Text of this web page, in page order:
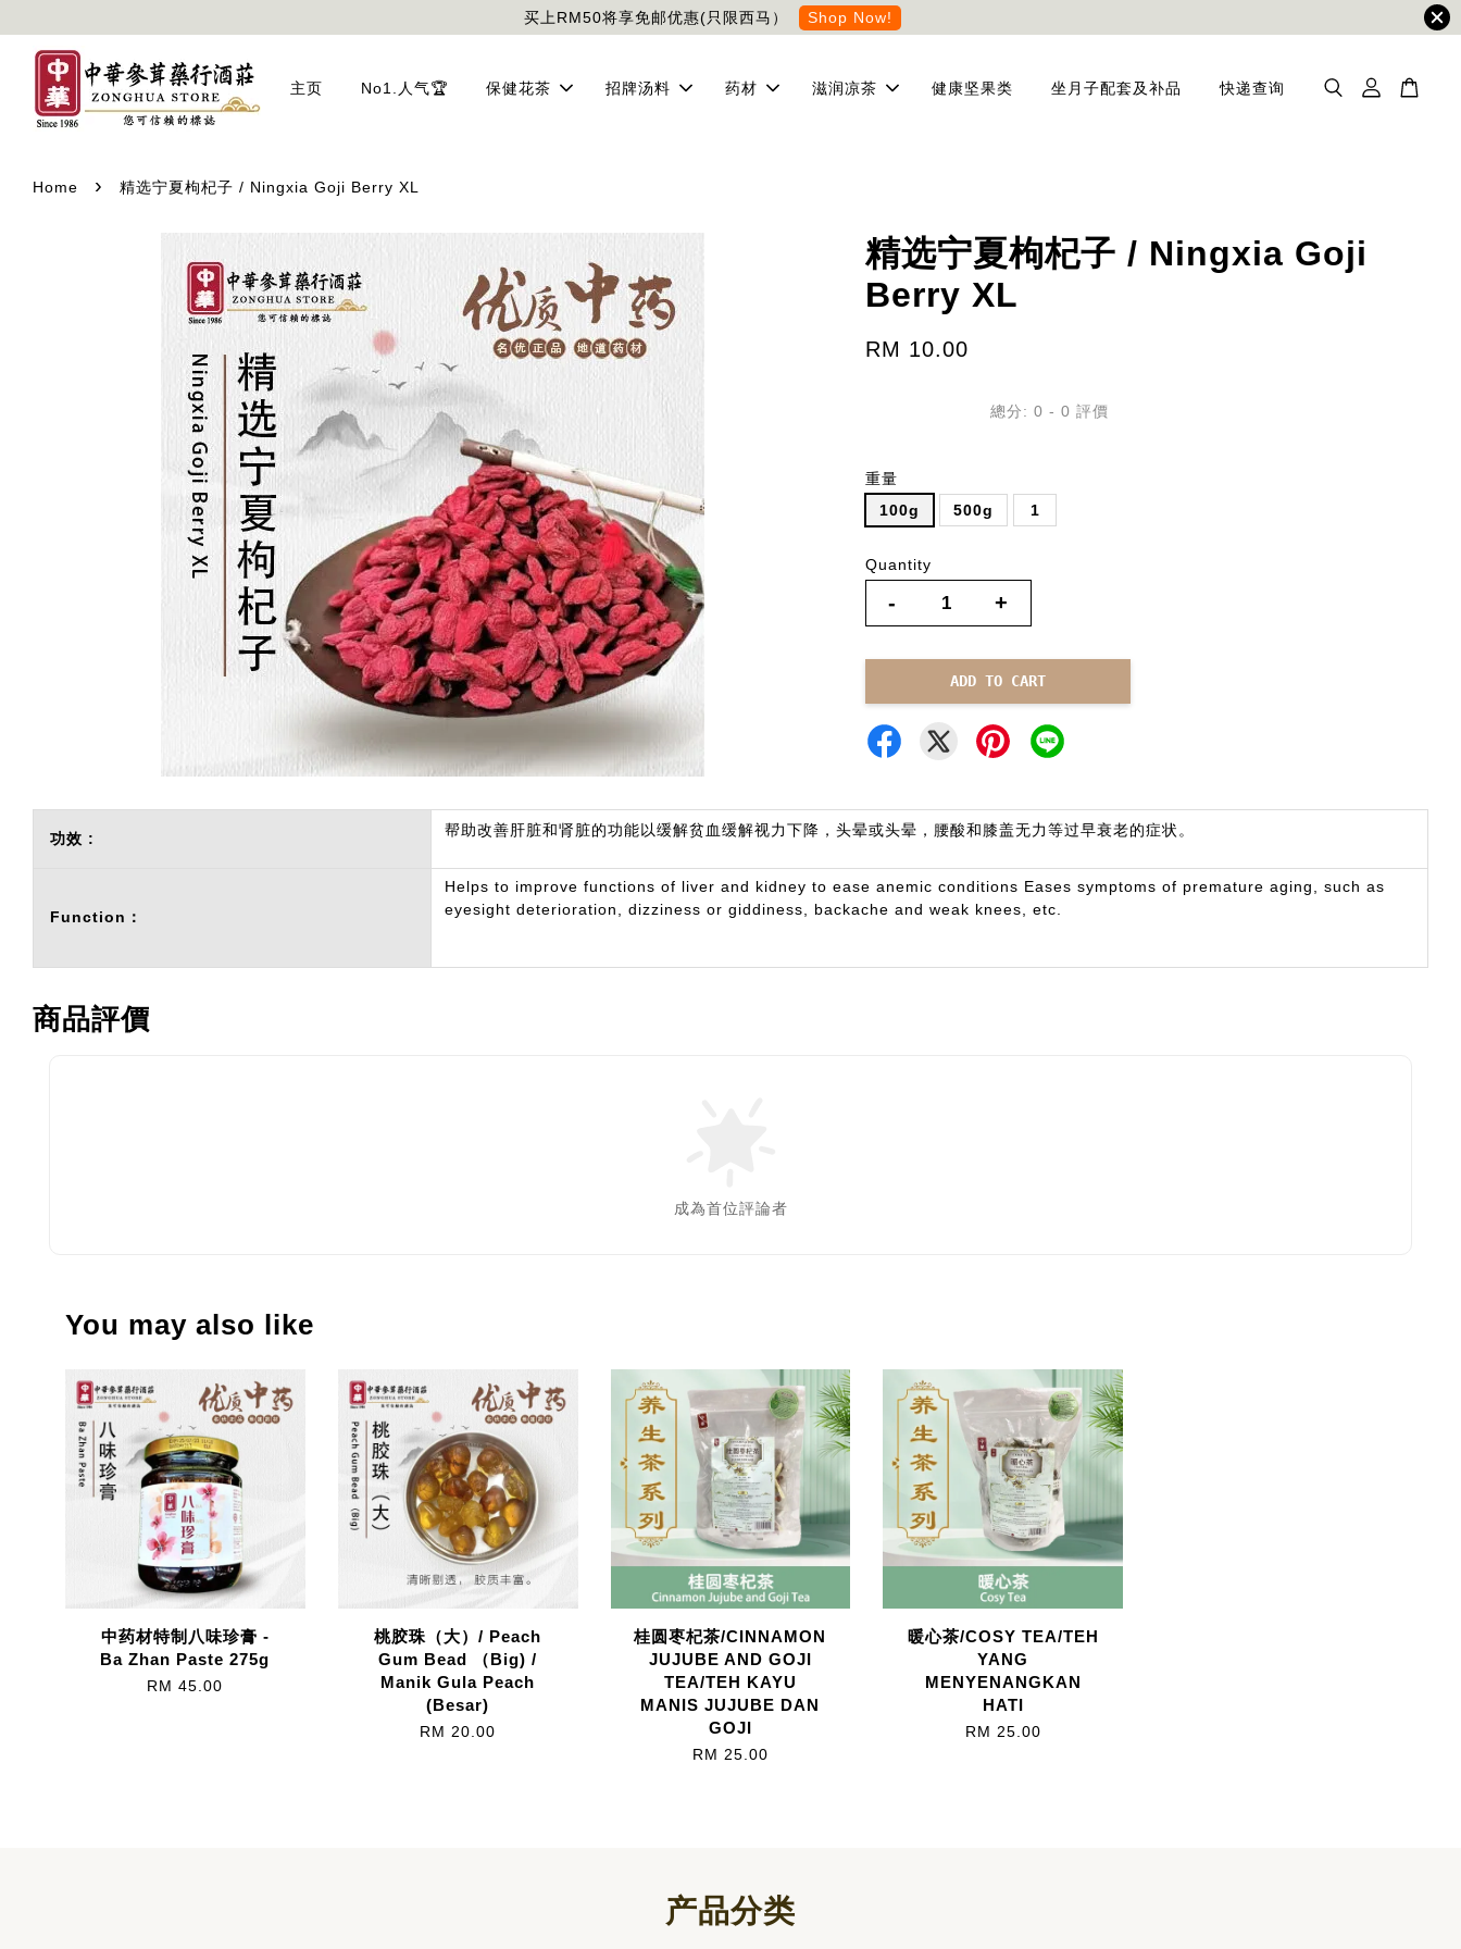
买上RM50将享免邮优惠(只限西马） Shop Now!
主页 No1.人气🏆 保健花茶 招牌汤料 药材 滋润凉茶 健康坚果类 坐月子配套及补品 快递查询
Home › 精选宁夏枸杞子 / Ningxia Goji Berry XL
精选宁夏枸杞子 / Ningxia Goji
Berry XL
RM 10.00
總分:0 -0 評價
重量
100g
500g 1
Quantity
- +
ADD TO CART
功效 : 帮助改善肝脏和肾脏的功能以缓解贫血缓解视力下降，头晕或头晕，腰酸和膝盖无力等过早衰老的症状。
Function：
Helps to improve functions of liver and kidney to ease anemic conditions Eases symptoms of premature aging, such as
eyesight deterioration, dizziness or giddiness, backache and weak knees, etc.
商品評價
成為首位評論者
You may also like
中药材特制八味珍膏 -
Ba Zhan Paste 275g
RM 45.00
桃胶珠（大）/ Peach
Gum Bead （Big) /
Manik Gula Peach
(Besar)
RM 20.00
桂圆枣杞茶/CINNAMON
JUJUBE AND GOJI
TEA/TEH KAYU
MANIS JUJUBE DAN
GOJI
RM 25.00
暖心茶/COSY TEA/TEH
YANG
MENYENANGKAN
HATI
RM 25.00
产品分类